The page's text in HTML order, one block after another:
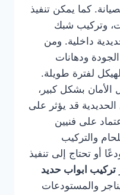
كما يمكن تنفيذ
وتركيب شبك
داخلية. ومن
ودهانات
لفترة طويلة.
الأمان بشكل كبير،
قد يؤثر على
على فنيين
والتركيب
أو تحتاج إلى تنفيذ
تركيب ابواب حديد
والمستودعات